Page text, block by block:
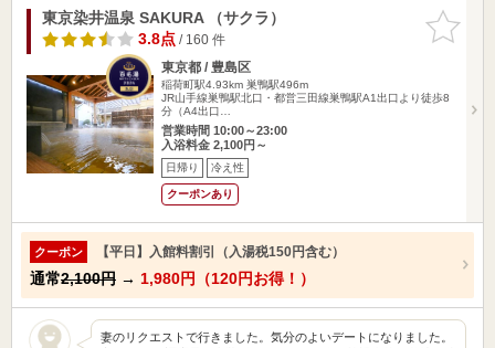
お気に入
りに追加
東京染井温泉 SAKURA （サクラ）
3.8点/ 160 件
東京都 / 豊島区
稲荷町駅4.93km 巣鴨駅496m
JR山手線巣鴨駅北口・都営三田線巣鴨駅A1出口より徒歩8
分（A4出口…
営業時間 10:00～23:00
入浴料金 2,100円～
日帰り 冷え性
クーポンあり
クーポン 【平日】入館料割引（入湯税150円含む）
通常2,100円 → 1,980円（120円お得！）
妻のリクエストで行きました。気分のよいデートになりました。